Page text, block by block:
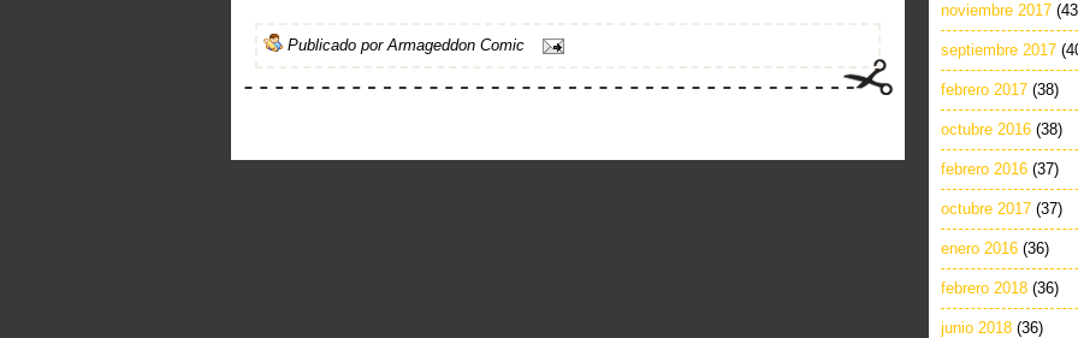
Publicado porArmageddon Comic
noviembre 2017
septiembre 2017
febrero 2017 (38)
octubre 2016 (38)
febrero 2016 (37)
octubre 2017 (37)
enero 2016 (36)
febrero 2018 (36)
junio 2018 (36)